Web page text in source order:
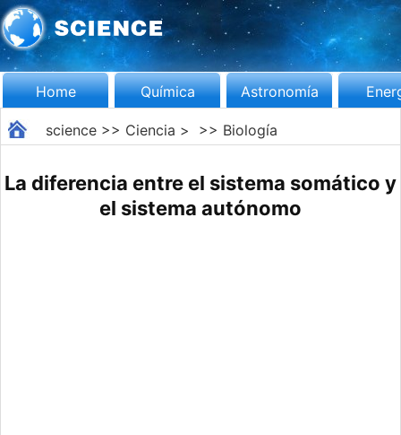
Home Química Astronomía
science>> Ciencia > >> Biología
La diferencia entre el sistema somático y
el sistema autónomo